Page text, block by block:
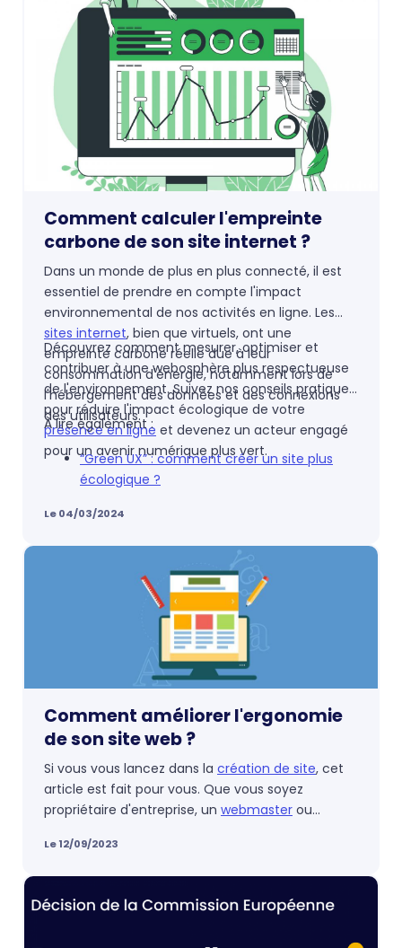
Comment calculer l'empreinte
carbone de son site internet ?
Le 04/03/2024
Dans un monde de plus en plus connecté, il est
essentiel de prendre en compte l'impact
environnemental de nos activités en ligne. Les
sites internet, bien que virtuels, ont une
empreinte carbone réelle due à leur
consommation d'énergie, notamment lors de
l'hébergement des données et des connexions
des utilisateurs.
Découvrez comment mesurer, optimiser et
contribuer à une webosphère plus respectueuse
de l'environnement. Suivez nos conseils pratiques
pour réduire l'impact écologique de votre
présence en ligne et devenez un acteur engagé
pour un avenir numérique plus vert.
À lire également :
“Green UX” : comment créer un site plus
écologique ?
Comment améliorer l'ergonomie
de son site web ?
Le 12/09/2023
Si vous vous lancez dans la création de site, cet
article est fait pour vous. Que vous soyez
propriétaire d'entreprise, un webmaster ou
personnel, découvrez dans cet article, des
uneexpérience utilisateuroptimale et de tirer le